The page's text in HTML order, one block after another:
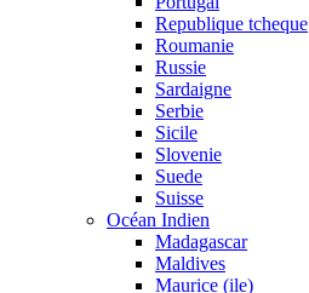
Republique tcheque
Roumanie
Russie
Sardaigne
Serbie
Sicile
Slovenie
Suede
Suisse
Océan Indien
Madagascar
Maldives
Maurice (ile)